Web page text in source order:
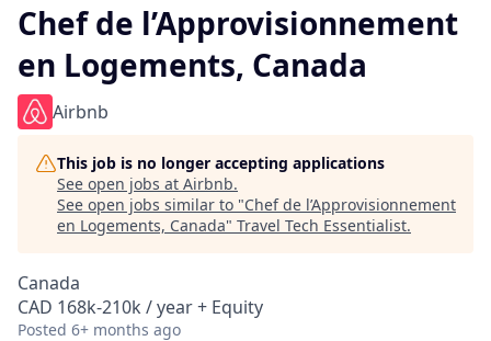
Chef de l’Approvisionnement
en Logements, Canada
Airbnb
This job is no longer accepting applications
See open jobs at Airbnb.
See open jobs similar to "Chef de l’Approvisionnement
en Logements, Canada" Travel Tech Essentialist.
Canada
CAD 168k-210k / year + Equity
Posted 6+ months ago